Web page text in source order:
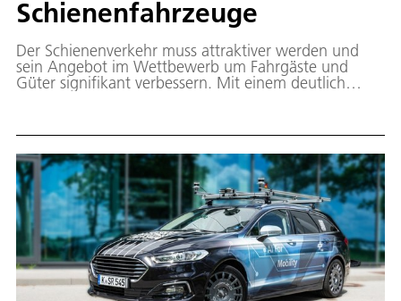
Schienenfahrzeuge
Der Schienenverkehr muss attraktiver werden und
sein Angebot im Wettbewerb um Fahrgäste und
Güter signifikant verbessern. Mit einem deutlich
zur Dekarbonisierung des Verkehrs geleistet. Hier
Abteilung Fahrzeug Systemdynamik und
Regelungstechnik.